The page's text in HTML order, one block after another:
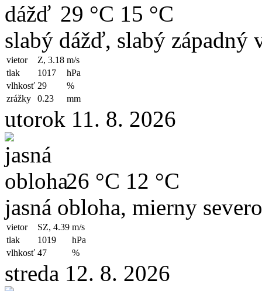
29 °C 15 °C
slabý dážď, slabý západný
vietor Z, 3.18 m/s
tlak
1017
hPa
vlhkosť 29
%
zrážky
0.23 mm
utorok 11. 8. 2026
26 °C 12 °C
jasná obloha, mierny
vietor SZ, 4.39 m/s
tlak
1019
hPa
vlhkosť 47 %
streda 12. 8. 2026